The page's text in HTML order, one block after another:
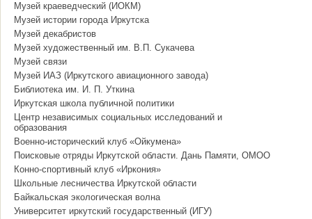
Музей краеведческий (ИОКМ)
Музей истории города Иркутска
Музей декабристов
Музей художественный им. В.П. Сукачева
Музей связи
Музей ИАЗ (Иркутского авиационного завода)
Библиотека им. И. П. Уткина
Иркутская школа публичной политики
Центр независимых социальных исследований и
образования
Военно-исторический клуб «Ойкумена»
Поисковые отряды Иркутской области. Дань Памяти, ОМОО
Конно-спортивный клуб «Иркония»
Школьные лесничества Иркутской области
Байкальская экологическая волна
Университет иркутский государственный (ИГУ)